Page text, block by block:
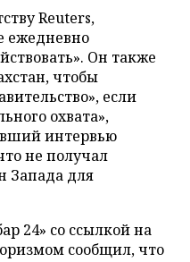
Reuters,
ежедневно
Он также
чтобы
если
охвата»,
интервью
не получал
Запада для
24» со ссылкой на
сообщил, что